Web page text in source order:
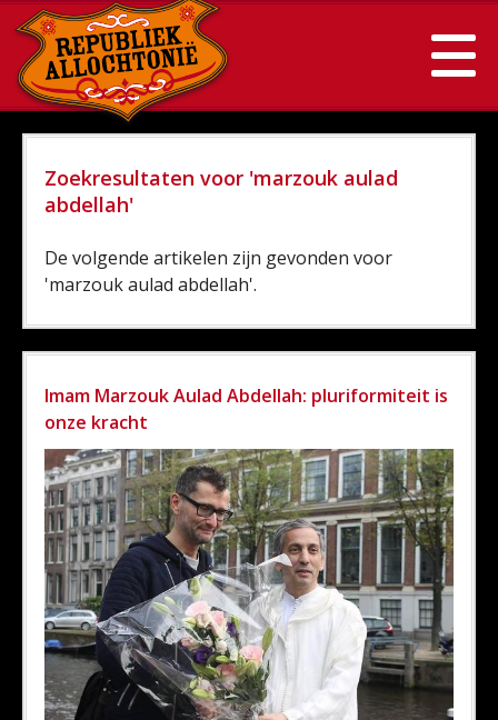
Zoekresultaten voor 'marzouk aulad
abdellah'
De volgende artikelen zijn gevonden voor
'marzouk aulad abdellah'.
Imam Marzouk Aulad Abdellah: pluriformiteit is
onze kracht